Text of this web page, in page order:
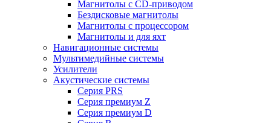
Магнитолы с CD-приводом
Бездисковые магнитолы
Магнитолы с процессором
Магнитолы и для яхт
Навигационные системы
Мультимедийные системы
Усилители
Акустические системы
Cерия PRS
Cерия премиум Z
Cерия премиум D